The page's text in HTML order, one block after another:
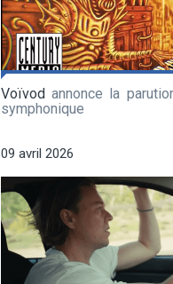
Voïvod annonce la
symphonique
09 avril 2026